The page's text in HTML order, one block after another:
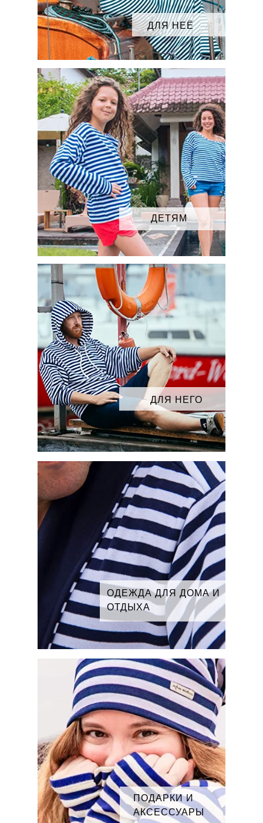
ДЛЯ НЕЁ
ДЕТЯМ
ДЛЯ НЕГО
ОДЕЖДА ДЛЯ ДОМА И
ОТДЫХА
ПОДАРКИ И
АКСЕССУАРЫ